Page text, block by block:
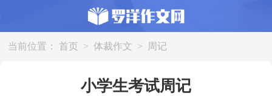
当前位置： 首页 > 体裁作文 > 周记
小学生考试周记